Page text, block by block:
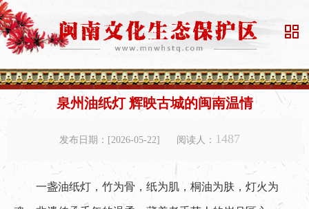

泉州油纸灯 辉映古城的闽南温情
发布日期：[2026-05-22] 阅读人： 1487
一盏油纸灯，竹为骨，纸为肌，桐油为肤，灯火为